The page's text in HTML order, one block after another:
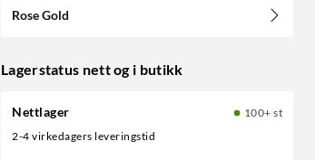
Rose Gold
Lagerstatus nett og i butikk
Nettlager
100+ st
2-4 virkedagers leveringstid